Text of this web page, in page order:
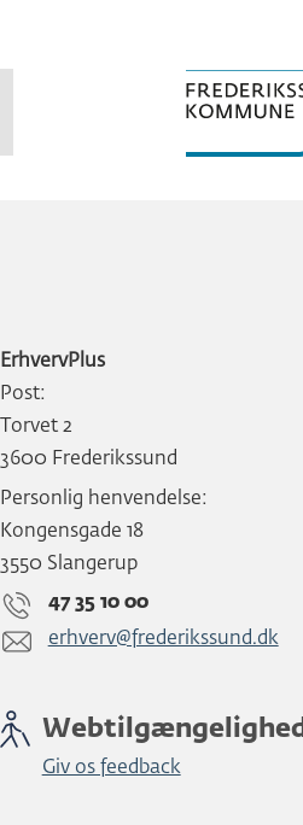
ErhvervPlus
Post:
Torvet 2
3600 Frederikssund
Personlig henvendelse:
Kongensgade 18
3550 Slangerup
47 35 10 00
erhverv@frederikssund.dk
Webtilgængelighed
Giv os feedback